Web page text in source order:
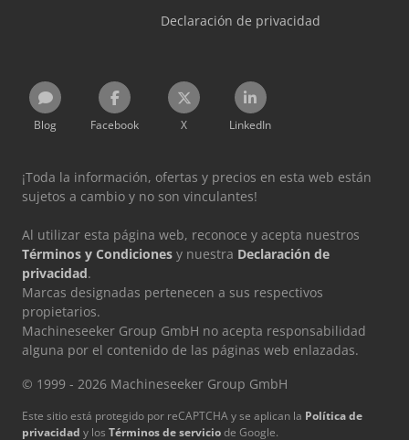
Declaración de privacidad
Blog Facebook X LinkedIn
¡Toda la información, ofertas y precios en esta web están
sujetos a cambio y no son vinculantes!
Al utilizar esta página web, reconoce y acepta nuestros
Términos y Condiciones y nuestra Declaración de
privacidad.
Marcas designadas pertenecen a sus respectivos
propietarios.
Machineseeker Group GmbH no acepta responsabilidad
alguna por el contenido de las páginas web enlazadas.
© 1999 - 2026 Machineseeker Group GmbH
Este sitio está protegido por reCAPTCHA y se aplican la Política de
privacidad y los Términos de serviciode Google.